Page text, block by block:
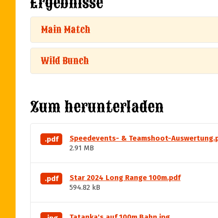
Main Match
Wild Bunch
Zum herunterladen
.pdf
Speedevents- & Teamshoot-
2.91 MB
.pdf
Star 2024 Long Range 100m.pdf
594.82 kB